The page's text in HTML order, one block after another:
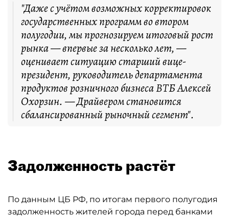
"Даже с учётом возможных корректировок
государственных программ во втором
полугодии, мы прогнозируем итоговый рост
рынка — впервые за несколько лет, —
оценивает ситуацию старший вице-
президент, руководитель департамента
продуктов розничного бизнеса ВТБ Алексей
Охорзин. — Драйвером становится
сбалансированный рыночный сегмент".
Задолженность растёт
По данным ЦБ РФ, по итогам первого полугодия
задолженность жителей города перед банками